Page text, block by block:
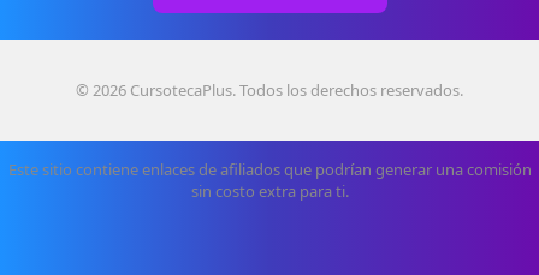
© 2026 CursotecaPlus. Todos los derechos reservados.
Este sitio contiene enlaces de afiliados que podrían generar una comisión
sin costo extra para ti.